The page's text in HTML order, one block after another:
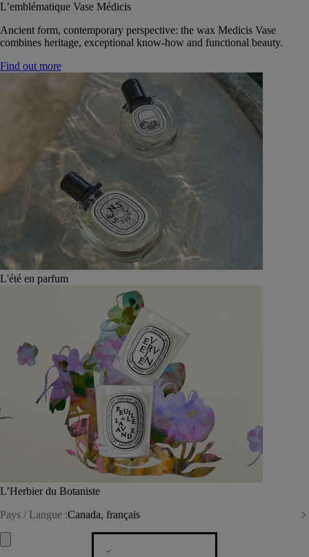
L’emblématique Vase Médicis
Ancient form, contemporary perspective: the wax Medicis Vase
combines heritage, exceptional know-how and functional beauty.
Find out more
L'été en parfum
L’Herbier du Botaniste
Pays / Langue :Canada, français